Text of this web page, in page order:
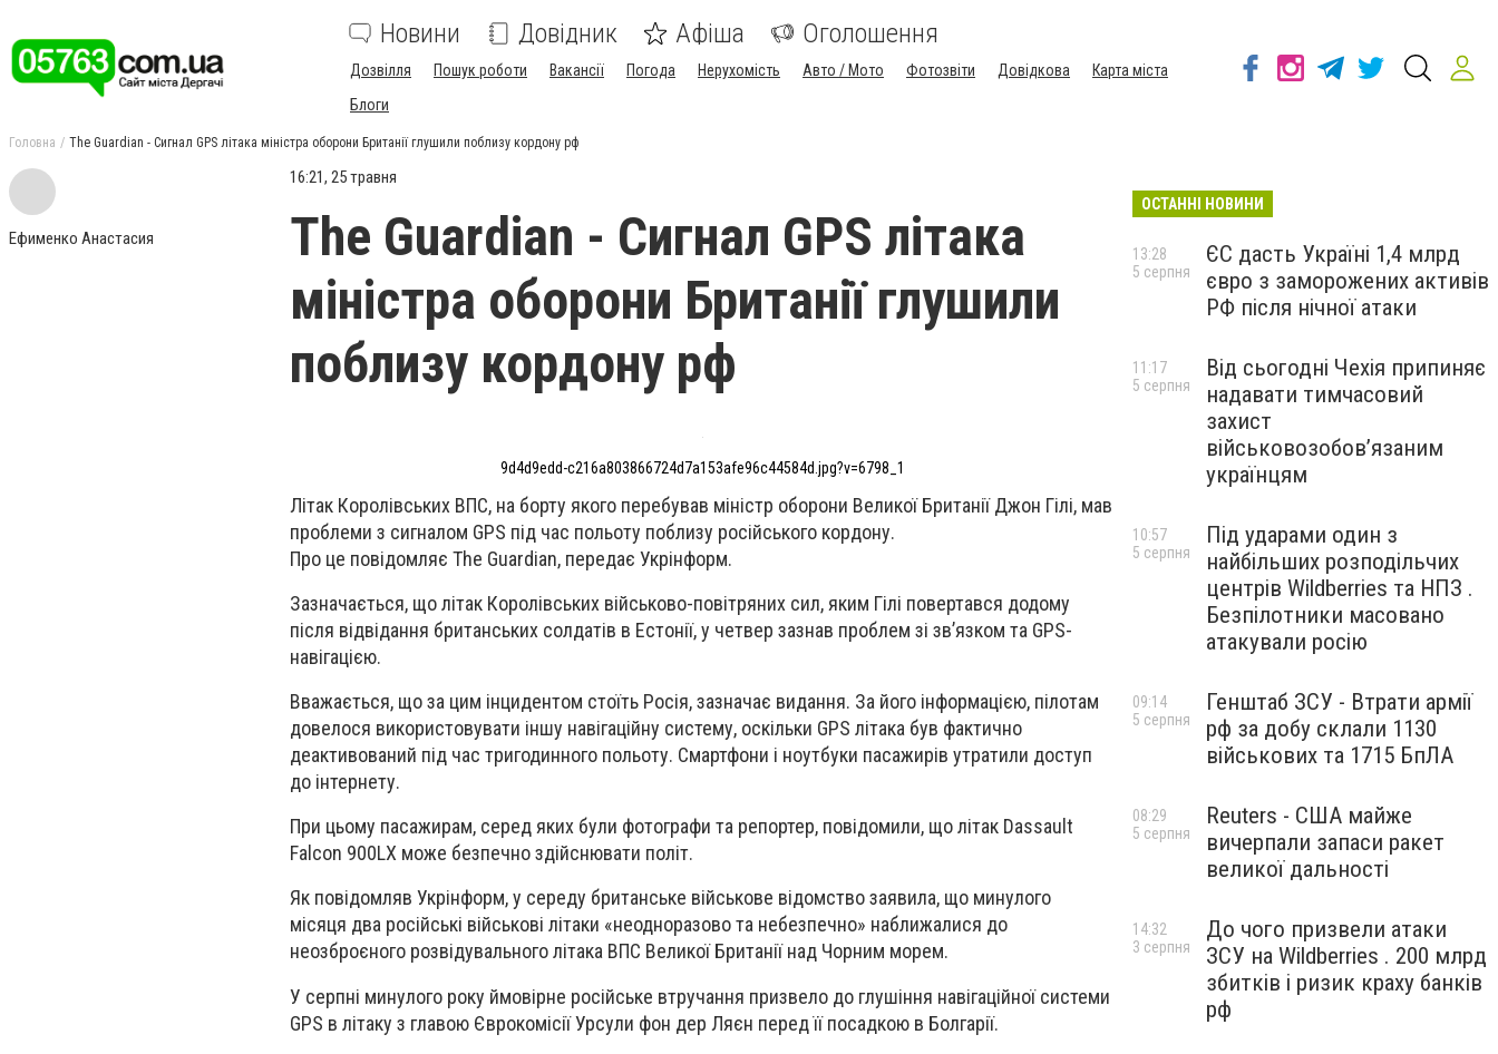
Новини Довідник Афіша Оголошення
Дозвілля Пошук роботи Вакансії Погода Нерухомість Авто / Мото Фотозвіти Довідкова
Карта міста
Блоги
Головна The Guardian - Сигнал GPS літака міністра оборони Британії глушили поблизу кордону рф
Ефименко Анастасия
16:21, 25 травня
The Guardian - Сигнал GPS літака
міністра оборони Британії глушили
поблизу кордону рф
9d4d9edd-c216a803866724d7a153afe96c44584d.jpg?v=6798_1
Літак Королівських ВПС, на борту якого перебував міністр оборони Великої Британії Джон Гілі, мав
проблеми з сигналом GPS під час польоту поблизу російського кордону.
Про це повідомляє The Guardian, передає Укрінформ.
Зазначається, що літак Королівських військово-повітряних сил, яким Гілі повертався додому
після відвідання британських солдатів в Естонії, у четвер зазнав проблем зі зв’язком та GPS-
навігацією.
Вважається, що за цим інцидентом стоїть Росія, зазначає видання. За його інформацією, пілотам
довелося використовувати іншу навігаційну систему, оскільки GPS літака був фактично
деактивований під час тригодинного польоту. Смартфони і ноутбуки пасажирів утратили доступ
до інтернету.
При цьому пасажирам, серед яких були фотографи та репортер, повідомили, що літак Dassault
Falcon 900LX може безпечно здійснювати політ.
Як повідомляв Укрінформ, у середу британське військове відомство заявила, що минулого
місяця два російські військові літаки «неодноразово та небезпечно» наближалися до
неозброєного розвідувального літака ВПС Великої Британії над Чорним морем.
У серпні минулого року ймовірне російське втручання призвело до глушіння навігаційної системи
GPS в літаку з главою Єврокомісії Урсули фон дер Ляєн перед її посадкою в Болгарії.
ОСТАННІ НОВИНИ
ЄС дасть Україні 1,4 млрд
євро з заморожених активів
РФ після нічної атаки
13:28
5 серпня
Від сьогодні Чехія припиняє
надавати тимчасовий
захист
військовозобов’язаним
українцям
11:17
5 серпня
Під ударами один з
найбільших розподільчих
центрів Wildberries та НПЗ .
Безпілотники масовано
атакували росію
10:57
5 серпня
Генштаб ЗСУ - Втрати армії
рф за добу склали 1130
військових та 1715 БпЛА
09:14
5 серпня
Reuters - США майже
вичерпали запаси ракет
великої дальності
08:29
5 серпня
До чого призвели атаки
ЗСУ на Wildberries . 200 млрд
збитків і ризик краху банків
рф
14:32
3 серпня